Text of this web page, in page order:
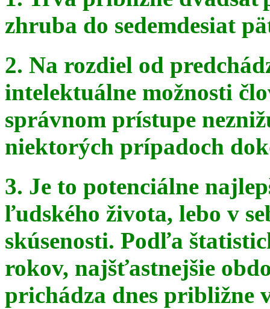
zhruba do sedemdesiat
2. Na rozdiel od
intelektuálne možnosti
správnom prístupe
niektorých prípadoch
3. Je to potenciálne
ľudského života, lebo v
skúsenosti. Podľa
rokov, najšťastnejšie
prichádza dnes približne